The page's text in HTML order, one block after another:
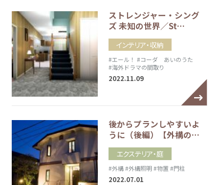
ストレンジャー・シング
ズ 未知の世界／St…
インテリア・収納
#エール！ #コーダ あいのうた
#海外ドラマの間取り
2022.11.09
後からプランしやすいよ
うに（後編）【外構の…
エクステリア・庭
#外構#外構照明 #物置 #門柱
2022.07.01